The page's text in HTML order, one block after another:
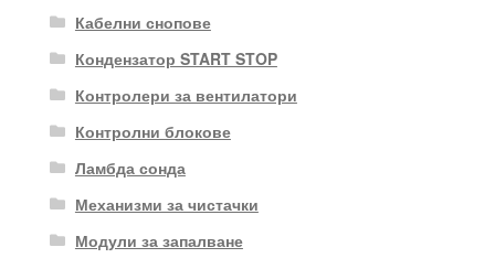
Кабелни снопове
Кондензатор START STOP
Контролери за вентилатори
Контролни блокове
Ламбда сонда
Механизми за чистачки
Модули за запалване